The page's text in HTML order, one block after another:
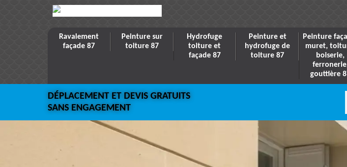
Ravalement
façade 87
Peinture sur
toiture 87
Hydrofuge
toiture et
façade 87
Peinture et
hydrofuge de
toiture 87
Peinture
muret,
boiserie,
gouttière
DÉPLACEMENT ET DEVIS GRATUITS
SANS ENGAGEMENT